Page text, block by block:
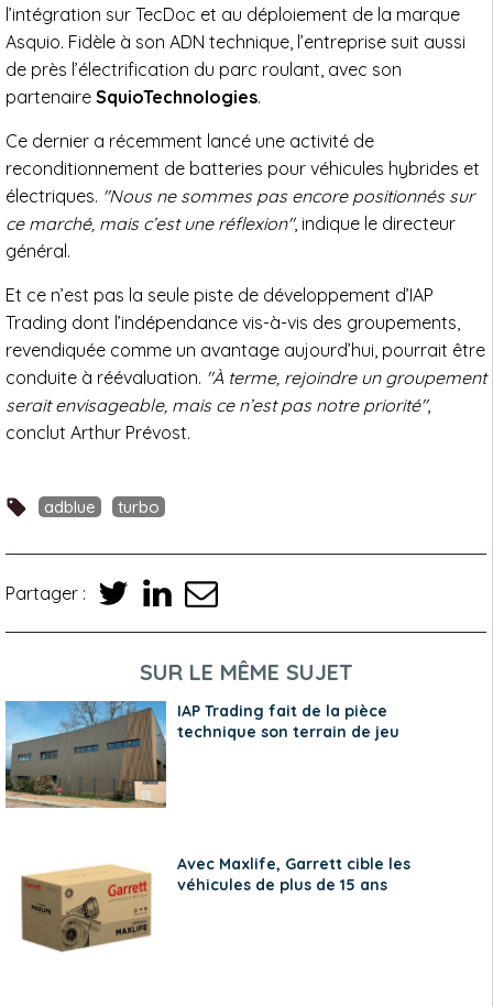
l’intégration sur TecDoc et au déploiement de la marque
Asquio. Fidèle à son ADN technique, l’entreprise suit aussi
de près l’électrification du parc roulant, avec son
partenaire SquioTechnologies.
Ce dernier a récemment lancé une activité de
reconditionnement de batteries pour véhicules hybrides et
électriques. "Nous ne sommes pas encore positionnés sur
ce marché, mais c’est une réflexion", indique le directeur
général.
Et ce n’est pas la seule piste de développement d’IAP
Trading dont l’indépendance vis-à-vis des groupements,
revendiquée comme un avantage aujourd’hui, pourrait être
conduite à réévaluation. "À terme, rejoindre un groupement
serait envisageable, mais ce n’est pas notre priorité",
conclut Arthur Prévost.
adblue turbo
Partager :
SUR LE MÊME SUJET
IAP Trading fait de la pièce
technique son terrain de jeu
Avec Maxlife, Garrett cible les
véhicules de plus de 15 ans